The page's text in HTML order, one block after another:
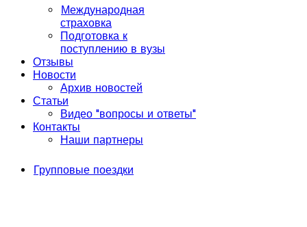
Международная
страховка
Подготовка к
поступлению в вузы
Отзывы
Новости
Архив новостей
Статьи
Видео "вопросы и ответы"
Контакты
Наши партнеры
Групповые поездки